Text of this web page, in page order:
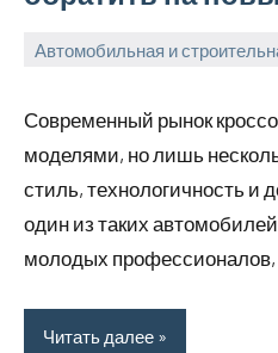
Автомобильная и
2026
Современный рынок
моделями, но лишь
стиль, технологичность и
один из таких
молодых
Читать далее